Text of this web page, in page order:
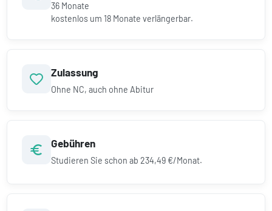
36 Monate
kostenlos um 18 Monate verlängerbar.
Zulassung
Ohne NC, auch ohne Abitur
Gebühren
Studieren Sie schon ab234,49 €/Monat.